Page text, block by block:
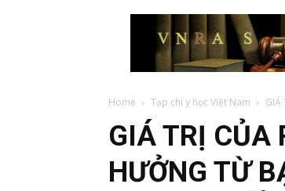
Vietnam
Regulatory
Affairs
Society
Luật
Việt
Nam
Home Tạp chí y học Việt Nam GIÁ
GIÁ TRỊ CỦA
HƯỞNG TỪ